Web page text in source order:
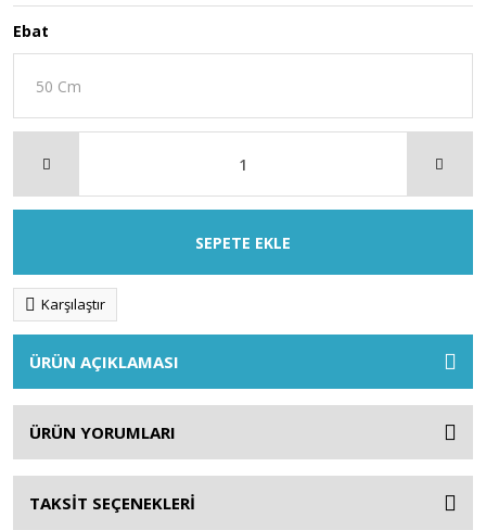
Ebat
SEPETE EKLE
Karşılaştır
ÜRÜN AÇIKLAMASI
ÜRÜN YORUMLARI
TAKSİT SEÇENEKLERİ